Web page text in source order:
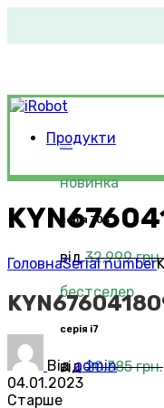
Продукти
новинка
серія 705
від32,999грн.
бестселер
серія i7
від20,385грн.
ГоловнаSerial number
Відadmin
04.01.2023
Старше